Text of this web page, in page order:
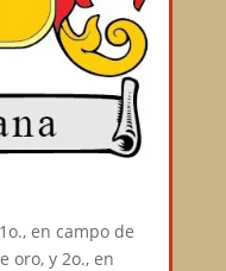
en campo de
oro, y 2o., en